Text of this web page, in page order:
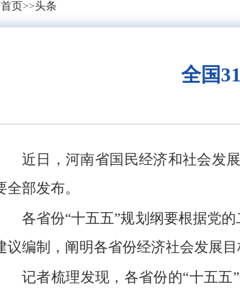
首页>>头条
全国
近日，河南省国民经济和社会发
全部发布。
各省份“十五五”规划纲要根据党
议编制，阐明各省份经济社会发展目
记者梳理发现，各省份的“十五